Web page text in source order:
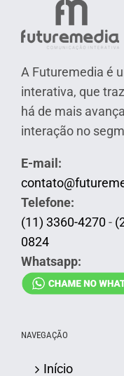
A Futuremedia é
interativa, que
há de mais
interação no
E-mail:
Telefone:
(11) 3360-4270 -
0824
Whatsapp:
NAVEGAÇÃO
Início